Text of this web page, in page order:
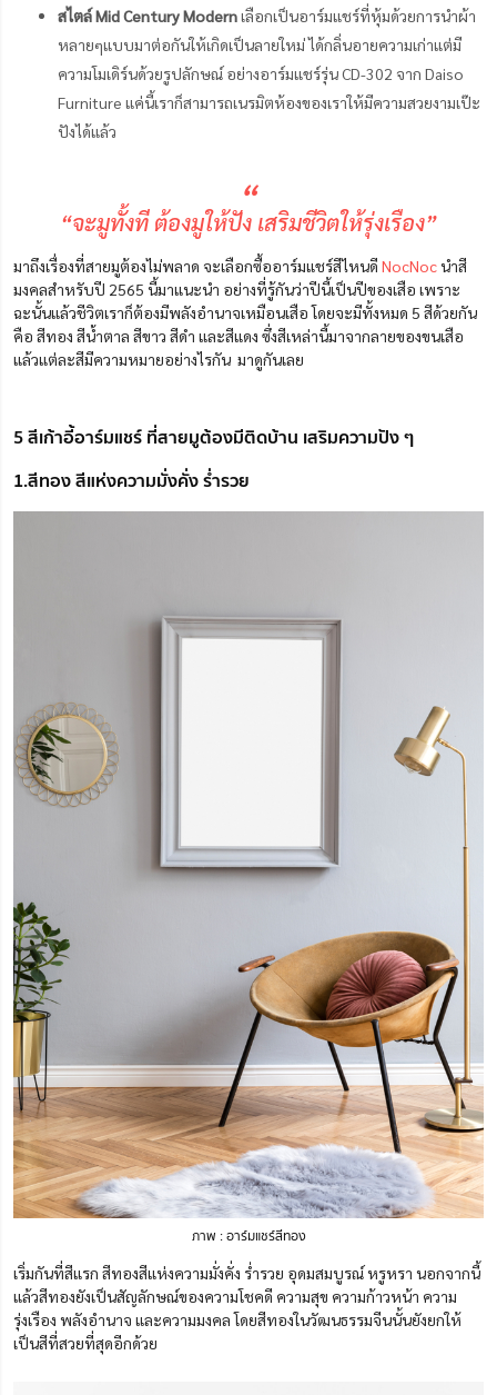
สไตล์ Mid Century Modernเลือกเป็นอาร์มแชร์ที่หุ้มด้วยการนำผ้า
หลายๆแบบมาต่อกันให้เกิดเป็นลายใหม่ ได้กลิ่นอายความเก่าแต่มี
ความโมเดิร์นด้วยรูปลักษณ์ อย่างอาร์มแชร์รุ่น CD-302 จาก Daiso
Furniture แค่นี้เราก็สามารถเนรมิตห้องของเราให้มีความสวยงามเป๊ะ
ปังได้แล้ว
“
“จะมูทั้งที ต้องมูให้ปัง เสริมชีวิตให้รุ่งเรือง”
มาถึงเรื่องที่สายมูต้องไม่พลาด จะเลือกซื้ออาร์มแชร์สีไหนดี NocNocนำสี
มงคลสำหรับปี 2565 นี้มาแนะนำ อย่างที่รู้กันว่าปีนี้เป็นปีของเสือ เพราะ
ฉะนั้นแล้วชีวิตเราก็ต้องมีพลังอำนาจเหมือนเสือ โดยจะมีทั้งหมด 5 สีด้วยกัน
คือ สีทอง สีน้ำตาล สีขาว สีดำ และสีแดง ซึ่งสีเหล่านี้มาจากลายของขนเสือ
แล้วแต่ละสีมีความหมายอย่างไรกัน มาดูกันเลย
5 สีเก้าอี้อาร์มแชร์ ที่สายมูต้องมีติดบ้าน เสริมความปัง ๆ
1.สีทอง สีแห่งความมั่งคั่ง ร่ำรวย
ภาพ : อาร์มแชร์สีทอง
เริ่มกันที่สีแรก สีทองสีแห่งความมั่งคั่ง ร่ำรวย อุดมสมบูรณ์ หรูหรา นอกจากนี้
แล้วสีทองยังเป็นสัญลักษณ์ของความโชคดี ความสุข ความก้าวหน้า ความ
รุ่งเรือง พลังอำนาจ และความมงคล โดยสีทองในวัฒนธรรมจีนนั้นยังยกให้
เป็นสีที่สวยที่สุดอีกด้วย